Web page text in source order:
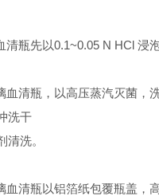
清瓶先以0.1~0.05 N HCl 浸
血清瓶，以高压蒸汽灭菌，
洗干
清洗。
血清瓶以铝箔纸包覆瓶盖，